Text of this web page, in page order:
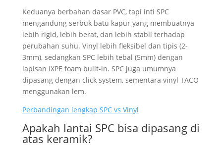
Keduanya berbahan dasar PVC, tapi inti SPC
mengandung serbuk batu kapur yang membuatnya
lebih rigid, lebih berat, dan lebih stabil terhadap
perubahan suhu. Vinyl lebih fleksibel dan tipis (2-
3mm), sedangkan SPC lebih tebal (5mm) dengan
lapisan IXPE foam built-in. SPC juga umumnya
dipasang dengan click system, sementara vinyl TACO
menggunakan lem.
Perbandingan lengkap SPC vs Vinyl
Apakah lantai SPC bisa dipasang di
atas keramik?